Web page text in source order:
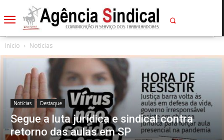
Início Notícias
Notícias Destaque
Segue a luta jurídica e sindical contra
retorno das aulas em SP